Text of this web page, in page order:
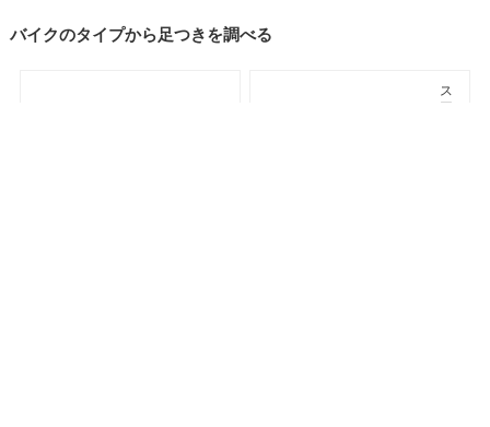
バイクのタイプから足つきを調べる
ス
ー